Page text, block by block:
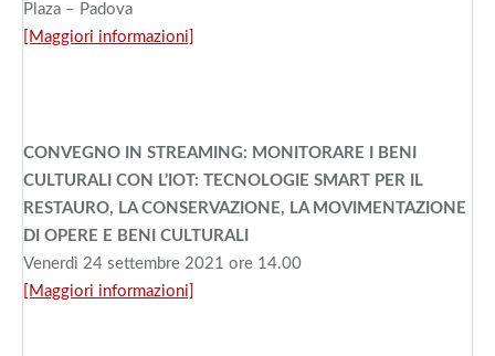
Plaza – Padova
[Maggiori informazioni]
CONVEGNO IN STREAMING: MONITORARE I BENI
CULTURALI CON L’IOT: TECNOLOGIE SMART PER IL
RESTAURO, LA CONSERVAZIONE, LA MOVIMENTAZIONE
DI OPERE E BENI CULTURALI
Venerdì 24 settembre 2021 ore 14.00
[Maggiori informazioni]